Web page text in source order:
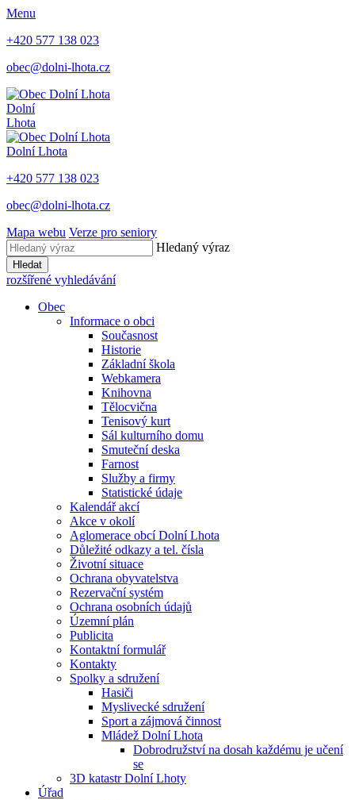
Menu
+420 577 138 023
obec@dolni-lhota.cz
Dolní
Lhota
Dolní Lhota
+420 577 138 023
obec@dolni-lhota.cz
Mapa webu Verze pro seniory
Hledaný výraz
Hledat
rozšířené vyhledávání
Obec
Informace o obci
Současnost
Historie
Základní škola
Webkamera
Knihovna
Tělocvična
Tenisový kurt
Sál kulturního domu
Smuteční deska
Farnost
Služby a firmy
Statistické údaje
Kalendář akcí
Akce v okolí
Aglomerace obcí Dolní Lhota
Důležité odkazy a tel. čísla
Životní situace
Ochrana obyvatelstva
Rezervační systém
Ochrana osobních údajů
Územní plán
Publicita
Kontaktní formulář
Kontakty
Spolky a sdružení
Hasiči
Myslivecké sdružení
Sport a zájmová činnost
Mládež Dolní Lhota
Dobrodružství na dosah každému je učení
se
3D katastr Dolní Lhoty
Úřad